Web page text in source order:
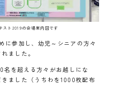
スト2019の会場案内図です
に参加し、幼児～シニアの方々
ました。
名を超える方々がお越しにな
ました（うちわを1000枚配布